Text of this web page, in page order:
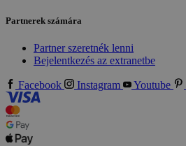
Partnerek számára
Partner szeretnék lenni
Bejelentkezés az extranetbe
Facebook Instagram Youtube